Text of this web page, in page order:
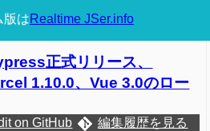
版はRealtime JSer.info
正式リリース、
1.10.0、Vue 3.0のロー
on GitHub 編集履歴を見る